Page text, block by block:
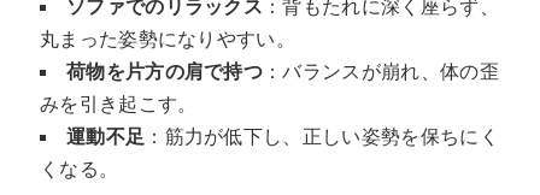
ソファでのリラックス ：背もたれに深く座らず、
丸まった姿勢になりやすい。
荷物を片方の肩で持つ ：バランスが崩れ、体の歪
みを引き起こす。
運動不足 ：筋力が低下し、正しい姿勢を保ちにく
くなる。